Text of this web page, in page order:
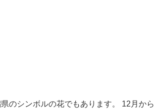
のシンボルの花でもあります。 12月から